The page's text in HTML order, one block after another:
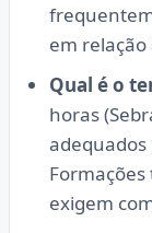
em
Qual é o
horas
Formações
exigem